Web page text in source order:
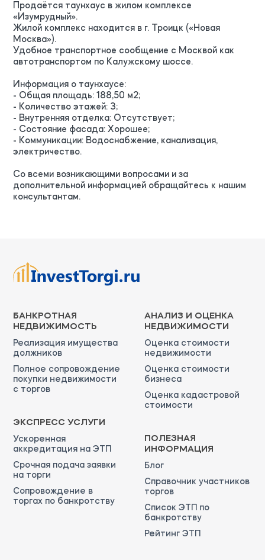
Продаётся таунхаус в жилом комплексе
«Изумрудный».
Жилой комплекс находится в г. Троицк («Новая
Москва»).
Удобное транспортное сообщение с Москвой как
автотранспортом по Калужскому шоссе.
Информация о таунхаусе:
- Общая площадь: 188,50 м2;
- Количество этажей: 3;
- Внутренняя отделка: Отсутствует;
- Состояние фасада: Хорошее;
- Коммуникации: Водоснабжение, канализация,
электричество.
Со всеми возникающими вопросами и за
дополнительной информацией обращайтесь к нашим
консультантам.
БАНКРОТНАЯ
НЕДВИЖИМОСТЬ
Реализация имущества
должников
Полное сопровождение
покупки недвижимости
с торгов
ЭКСПРЕСС УСЛУГИ
Ускоренная
аккредитация на ЭТП
Срочная подача заявки
на торги
Сопровождение в
торгах по банкротству
АНАЛИЗ И ОЦЕНКА
НЕДВИЖИМОСТИ
Оценка стоимости
недвижимости
Оценка стоимости
бизнеса
Оценка кадастровой
стоимости
ПОЛЕЗНАЯ
ИНФОРМАЦИЯ
Блог
Справочник участников
торгов
Список ЭТП по
банкротству
Рейтинг ЭТП